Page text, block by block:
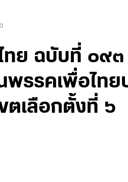
ทย ฉบับที่ ๐๙
รรคเพื่อไทย
ตเลือกตั้งที่ ๖